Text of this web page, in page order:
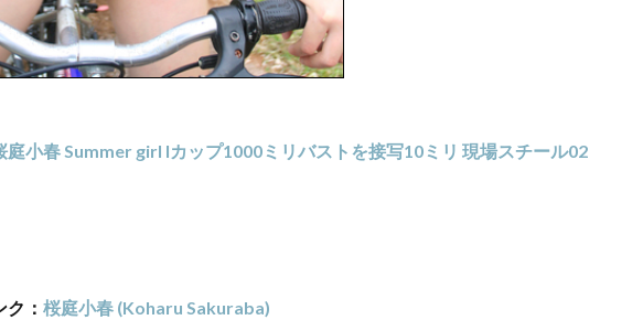
庭小春 Summer girl Iカップ1000ミリバストを接写10ミリ 現場スチール02
： 桜庭小春 (Koharu Sakuraba)